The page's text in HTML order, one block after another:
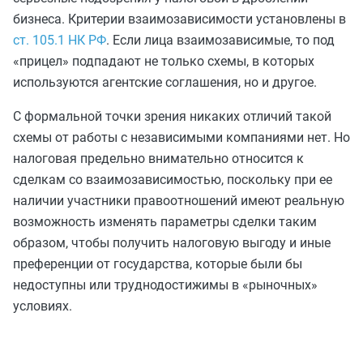
бизнеса. Критерии взаимозависимости установлены в
ст. 105.1 НК РФ. Если лица взаимозависимые, то под
«прицел» подпадают не только схемы, в которых
используются агентские соглашения, но и другое.
С формальной точки зрения никаких отличий такой
схемы от работы с независимыми компаниями нет. Но
налоговая предельно внимательно относится к
сделкам со взаимозависимостью, поскольку при ее
наличии участники правоотношений имеют реальную
возможность изменять параметры сделки таким
образом, чтобы получить налоговую выгоду и иные
преференции от государства, которые были бы
недоступны или труднодостижимы в «рыночных»
условиях.